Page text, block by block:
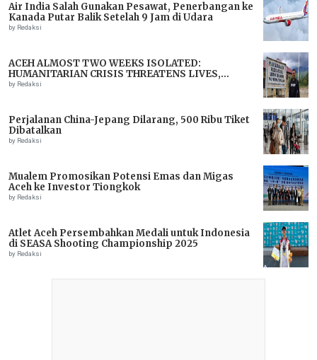
Air India Salah Gunakan Pesawat, Penerbangan ke
Kanada Putar Balik Setelah 9 Jam di Udara
by Redaksi
ACEH ALMOST TWO WEEKS ISOLATED:
HUMANITARIAN CRISIS THREATENS LIVES,
IMMEDIATE ASSISTANCE URGENTLY NEEDED
by Redaksi
Perjalanan China-Jepang Dilarang, 500 Ribu Tiket
Dibatalkan
by Redaksi
Mualem Promosikan Potensi Emas dan Migas
Aceh ke Investor Tiongkok
by Redaksi
Atlet Aceh Persembahkan Medali untuk Indonesia
di SEASA Shooting Championship 2025
by Redaksi